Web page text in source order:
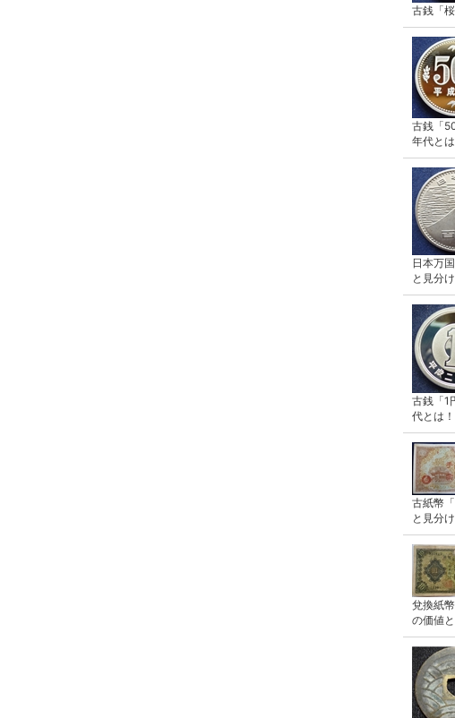
古銭「
古銭「
年代とは
日本万
と見分
古銭「1
代とは！
古紙幣
と見分
兌換紙
の価値